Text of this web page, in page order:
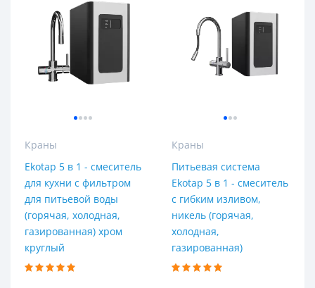
Краны
Ekotap 5 в 1 - смеситель
для кухни с фильтром
для питьевой воды
(горячая, холодная,
газированная) хром
круглый
Краны
Питьевая система
Ekotap 5 в 1 - смеситель
с гибким изливом,
никель (горячая,
холодная,
газированная)